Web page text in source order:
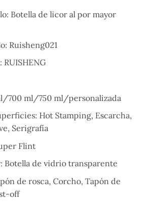
Botella de licor al por mayor
Ruisheng021
RUISHENG
700 ml/750 ml/personalizada
Hot Stamping, Escarcha,
Serigrafía
Flint
Botella de vidrio transparente
de rosca, Corcho, Tapón de
off